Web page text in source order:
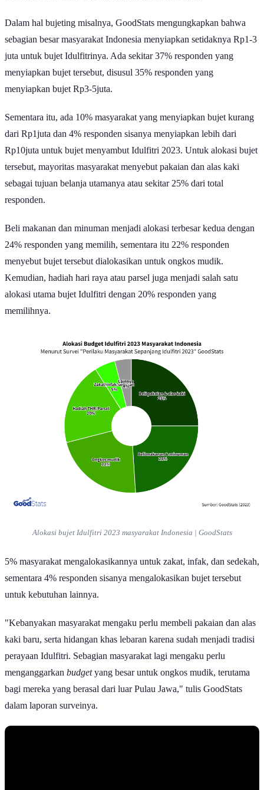
Dalam hal bujeting misalnya, GoodStats mengungkapkan bahwa
sebagian besar masyarakat Indonesia menyiapkan setidaknya Rp1-3
juta untuk bujet Idulfitrinya. Ada sekitar 37% responden yang
menyiapkan bujet tersebut, disusul 35% responden yang
menyiapkan bujet Rp3-5juta.
Sementara itu, ada 10% masyarakat yang menyiapkan bujet kurang
dari Rp1juta dan 4% responden sisanya menyiapkan lebih dari
Rp10juta untuk bujet menyambut Idulfitri 2023. Untuk alokasi bujet
tersebut, mayoritas masyarakat menyebut pakaian dan alas kaki
sebagai tujuan belanja utamanya atau sekitar 25% dari total
responden.
Beli makanan dan minuman menjadi alokasi terbesar kedua dengan
24% responden yang memilih, sementara itu 22% responden
menyebut bujet tersebut dialokasikan untuk ongkos mudik.
Kemudian, hadiah hari raya atau parsel juga menjadi salah satu
alokasi utama bujet Idulfitri dengan 20% responden yang
memilihnya.
Alokasi bujet Idulfitri 2023 masyarakat Indonesia | GoodStats
5% masyarakat mengalokasikannya untuk zakat, infak, dan sedekah,
sementara 4% responden sisanya mengalokasikan bujet tersebut
untuk kebutuhan lainnya.
"Kebanyakan masyarakat mengaku perlu membeli pakaian dan alas
kaki baru, serta hidangan khas lebaran karena sudah menjadi tradisi
perayaan Idulfitri. Sebagian masyarakat lagi mengaku perlu
menganggarkan budgetyang besar untuk ongkos mudik, terutama
bagi mereka yang berasal dari luar Pulau Jawa," tulis GoodStats
dalam laporan surveinya.